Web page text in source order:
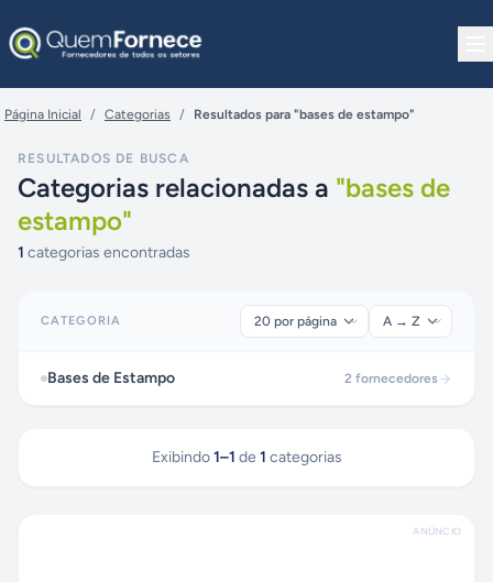
Página Inicial / Categorias / Resultados para "bases de estampo"
RESULTADOS DE BUSCA
Categorias relacionadas a "bases de
estampo"
1 categorias encontradas
CATEGORIA
Bases de Estampo 2 fornecedores
Exibindo 1–1 de 1 categorias
ANÚNCIO